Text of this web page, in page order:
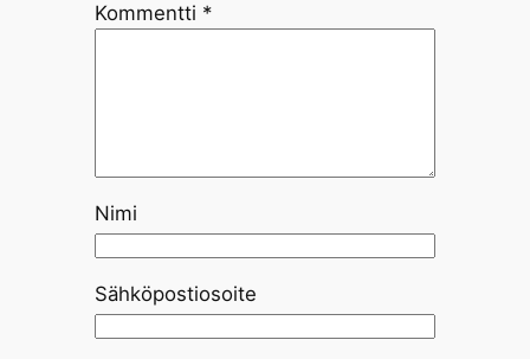
Kommentti *
Nimi
Sähköpostiosoite